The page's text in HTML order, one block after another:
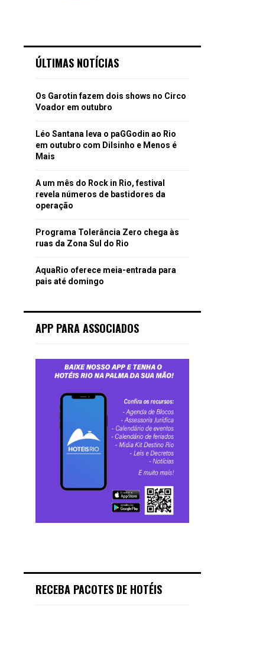
ÚLTIMAS NOTÍCIAS
Os Garotin fazem dois shows no Circo
Voador em outubro
Léo Santana leva o paGGodin ao Rio
em outubro com Dilsinho e Menos é
Mais
A um mês do Rock in Rio, festival
revela números de bastidores da
operação
Programa Tolerância Zero chega às
ruas da Zona Sul do Rio
AquaRio oferece meia-entrada para
pais até domingo
APP PARA ASSOCIADOS
RECEBA PACOTES DE HOTÉIS